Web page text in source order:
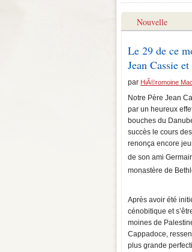
Nouvelle
Le 29 de ce
Jean Cassie
par HiÃ©romoine
Notre Père Jean
par un heureux
bouches du
succès le cours
renonça encore
de son ami
monastère de
Après avoir été
cénobitique et
moines de
Cappadoce,
plus grande